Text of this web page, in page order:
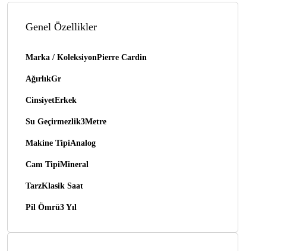
Genel Özellikler
Marka / KoleksiyonPierre Cardin
AğırlıkGr
CinsiyetErkek
Su Geçirmezlik3Metre
Makine TipiAnalog
Cam TipiMineral
TarzKlasik Saat
Pil Ömrü3 Yıl